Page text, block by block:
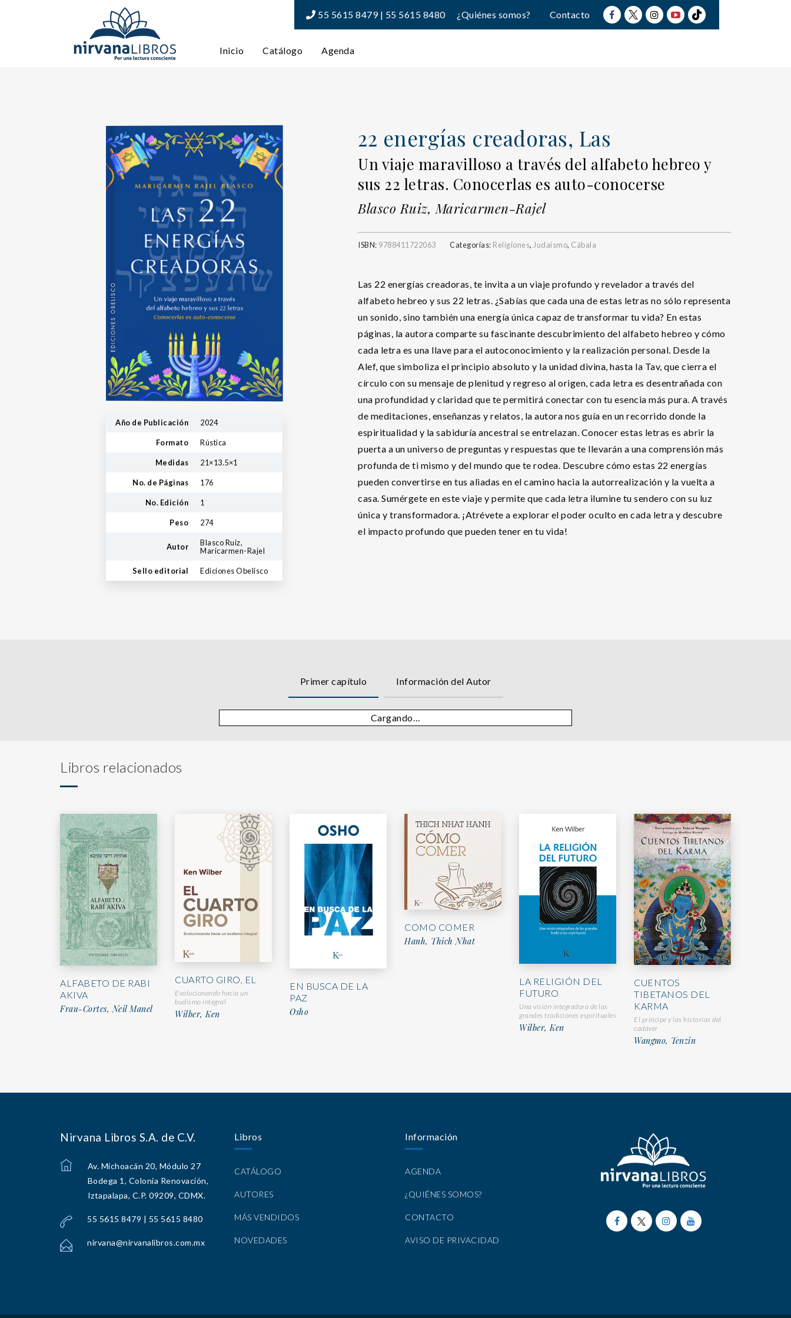
55 5615 8479 | 55 5615 8480 ¿Quiénes somos? Contacto
Inicio Catálogo Agenda
Año de Publicación 2024
Formato Rústica
Medidas 21×13.5×1
No. de Páginas 176
No. Edición 1
Peso 274
Autor
Blasco Ruiz,
Maricarmen-Rajel
Sello editorial Ediciones Obelisco
22 energías creadoras, Las
Un viaje maravilloso a través del alfabeto hebreo y
sus 22 letras. Conocerlas es auto-conocerse
Blasco Ruiz, Maricarmen-Rajel
ISBN: 9788411722063 Categorías: Religiones, Judaísmo, Cábala
Las 22 energías creadoras, te invita a un viaje profundo y revelador a través del
alfabeto hebreo y sus 22 letras. ¿Sabías que cada una de estas letras no sólo representa
un sonido, sino también una energía única capaz de transformar tu vida? En estas
páginas, la autora comparte su fascinante descubrimiento del alfabeto hebreo y cómo
cada letra es una llave para el autoconocimiento y la realización personal. Desde la
Alef, que simboliza el principio absoluto y la unidad divina, hasta la Tav, que cierra el
círculo con su mensaje de plenitud y regreso al origen, cada letra es desentrañada con
una profundidad y claridad que te permitirá conectar con tu esencia más pura. A través
de meditaciones, enseñanzas y relatos, la autora nos guía en un recorrido donde la
espiritualidad y la sabiduría ancestral se entrelazan. Conocer estas letras es abrir la
puerta a un universo de preguntas y respuestas que te llevarán a una comprensión más
profunda de ti mismo y del mundo que te rodea. Descubre cómo estas 22 energías
pueden convertirse en tus aliadas en el camino hacia la autorrealización y la vuelta a
casa. Sumérgete en este viaje y permite que cada letra ilumine tu sendero con su luz
única y transformadora. ¡Atrévete a explorar el poder oculto en cada letra y descubre
el impacto profundo que pueden tener en tu vida!
Primer capítulo Información del Autor
Cargando…
Libros relacionados
ALFABETO DE RABI
AKIVA
Frau-Cortes, Neil Manel
CUARTO GIRO, EL
Evolucionando hacia un
budismo integral
Wilber, Ken
EN BUSCA DE LA
PAZ
Osho
COMO COMER
Hanh, Thich Nhat
LA RELIGIÓN DEL
FUTURO
Una visión integradora de las
grandes tradiciones espirituales
Wilber, Ken
CUENTOS
TIBETANOS DEL
KARMA
El príncipe y las historias del
cadáver
Wangmo, Tenzin
Nirvana Libros S.A. de C.V.
Av. Michoacán 20, Módulo 27
Bodega 1, Colonia Renovación,
Iztapalapa, C.P. 09209, CDMX.
55 5615 8479 | 55 5615 8480
nirvana@nirvanalibros.com.mx
Libros
CATÁLOGO
AUTORES
MÁS VENDIDOS
NOVEDADES
Información
AGENDA
¿QUIÉNES SOMOS?
CONTACTO
AVISO DE PRIVACIDAD